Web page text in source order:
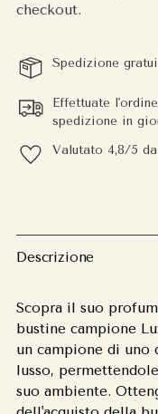
checkout.
Spedizione
Effettuate
spedizione in
Valutato 4,8/5
prodotto
Descrizione
Scopra il suo
bustine campione
un campione di
lusso,
suo ambiente.